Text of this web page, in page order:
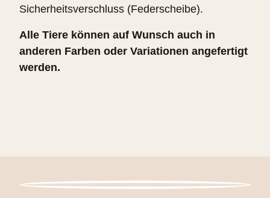
Sicherheitsverschluss (Federscheibe).
Alle Tiere können auf Wunsch auch in
anderen Farben oder Variationen angefertigt
werden.